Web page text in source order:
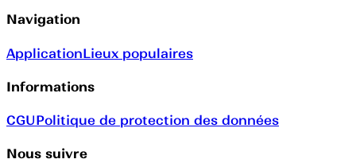
Navigation
ApplicationLieux populaires
Informations
CGUPolitique de protection des données
Nous suivre